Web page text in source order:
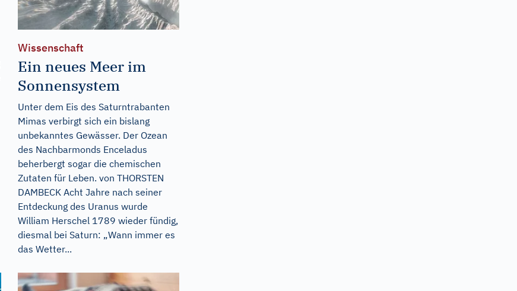
Wissenschaft
Ein neues Meer im
Sonnensystem
Unter dem Eis des Saturntrabanten
Mimas verbirgt sich ein bislang
unbekanntes Gewässer. Der Ozean
des Nachbarmonds Enceladus
beherbergt sogar die chemischen
Zutaten für Leben. von THORSTEN
DAMBECK Acht Jahre nach seiner
Entdeckung des Uranus wurde
William Herschel 1789 wieder fündig,
diesmal bei Saturn: „Wann immer es
das Wetter...